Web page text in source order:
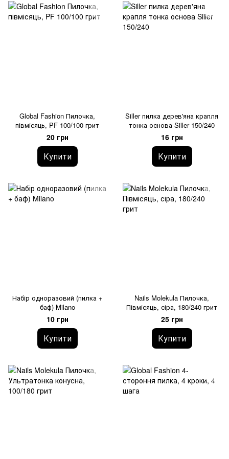
Global Fashion Пилочка,
півмісяць, PF 100/100 грит
20 грн
Купити
Siller пилка дерев'яна крапля
тонка основа Siller 150/240
16 грн
Купити
Набір одноразовий (пилка +
баф) Milano
10 грн
Купити
Nails Molekula Пилочка,
Півмісяць, сіра, 180/240 грит
25 грн
Купити